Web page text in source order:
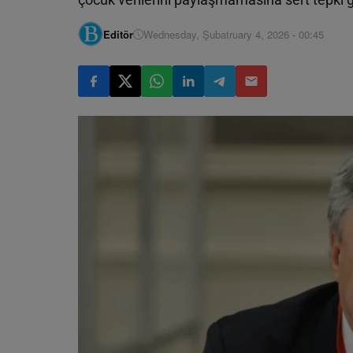
Editör Wednesday, Şubatruary 4, 2026 - 00:45